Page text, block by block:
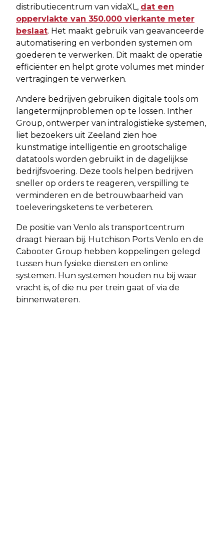
distributiecentrum van vidaXL, dat een
oppervlakte van 350.000 vierkante meter
beslaat. Het maakt gebruik van geavanceerde
automatisering en verbonden systemen om
goederen te verwerken. Dit maakt de operatie
efficiënter en helpt grote volumes met minder
vertragingen te verwerken.
Andere bedrijven gebruiken digitale tools om
langetermijnproblemen op te lossen. Inther
Group, ontwerper van intralogistieke systemen,
liet bezoekers uit Zeeland zien hoe
kunstmatige intelligentie en grootschalige
datatools worden gebruikt in de dagelijkse
bedrijfsvoering. Deze tools helpen bedrijven
sneller op orders te reageren, verspilling te
verminderen en de betrouwbaarheid van
toeleveringsketens te verbeteren.
De positie van Venlo als transportcentrum
draagt ​​hieraan bij. Hutchison Ports Venlo en de
Cabooter Group hebben koppelingen gelegd
tussen hun fysieke diensten en online
systemen. Hun systemen houden nu bij waar
vracht is, of die nu per trein gaat of via de
binnenwateren.